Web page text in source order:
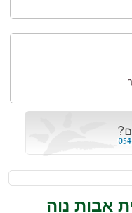
אבות נוה